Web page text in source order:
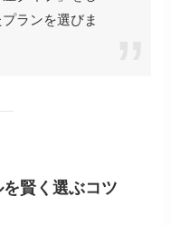
ランを選びま
賢く選ぶコツ